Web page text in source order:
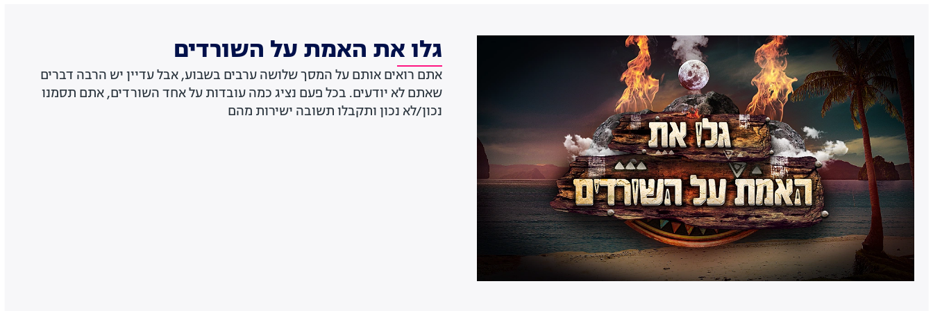
גלו את האמת על השורדים
אתם רואים אותם על המסך שלושה ערבים בשבוע, אבל עדיין יש הרבה דברים
שאתם לא יודעים. בכל פעם נציג כמה עובדות על אחד השורדים, אתם תסמנו
נכון/לא נכון ותקבלו תשובה ישירות מהם